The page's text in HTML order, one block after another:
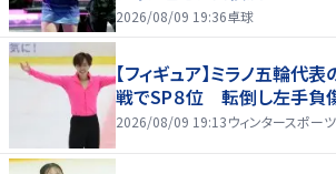
2026/08/09 19:36卓球
【フィギュア】ミラノ五輪代
戦でSP８位 転倒し左手負
2026/08/09 19:13ウィンタースポーツ